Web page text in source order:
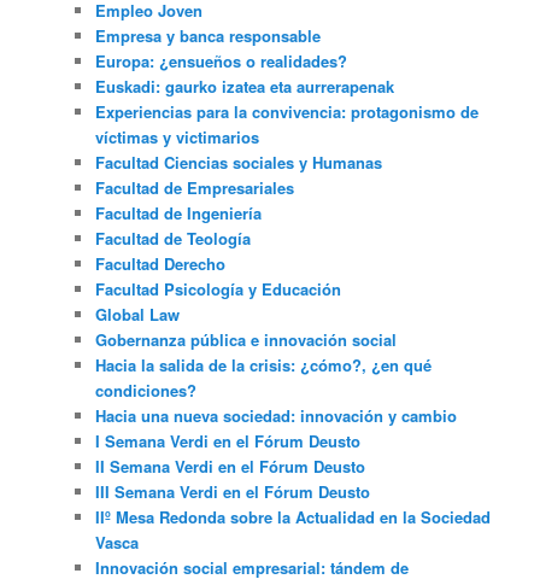
Empleo Joven
Empresa y banca responsable
Europa: ¿ensueños o realidades?
Euskadi: gaurko izatea eta aurrerapenak
Experiencias para la convivencia: protagonismo de
víctimas y victimarios
Facultad Ciencias sociales y Humanas
Facultad de Empresariales
Facultad de Ingeniería
Facultad de Teología
Facultad Derecho
Facultad Psicología y Educación
Global Law
Gobernanza pública e innovación social
Hacia la salida de la crisis: ¿cómo?, ¿en qué
condiciones?
Hacia una nueva sociedad: innovación y cambio
I Semana Verdi en el Fórum Deusto
II Semana Verdi en el Fórum Deusto
III Semana Verdi en el Fórum Deusto
IIº Mesa Redonda sobre la Actualidad en la Sociedad
Vasca
Innovación social empresarial: tándem de